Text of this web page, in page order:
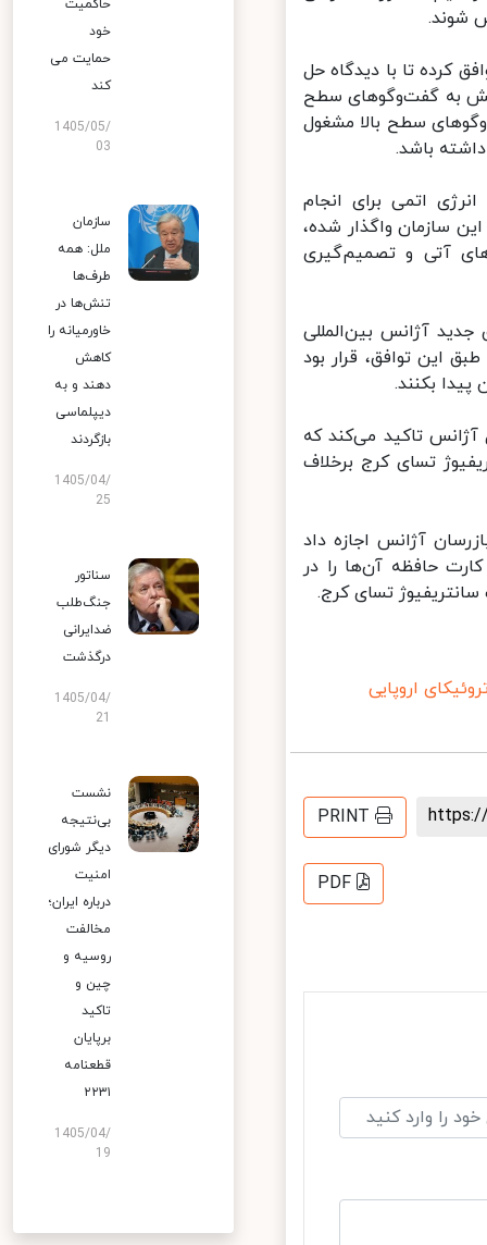
شوند.
داد که ایران توافق کرده تا با دیدگاه حل
به گفت‌وگوهای سطح
سطح بالا مشغول
باشد.
اتمی برای انجام
ملل به این سازمان واگذار شده،
آتی و تصمیم‌گیری
آژانس بین‌المللی
این توافق، قرار بود
بکنند.
تاکید می‌کند که
تسای کرج برخلاف
از ۲۰ تا ۲۲ سپتامبر به بازرسان آژانس اجازه داد
حافظه آن‌ها را در
تسای کرج.
اروپایی
PRINT
PDF
حاکمیت
خود
حمایت می
کند
1405/05/
03
سازمان
ملل: همه
طرف‌ها
تنش‌ها در
خاورمیانه را
کاهش
دهند و به
دیپلماسی
بازگردند
1405/04/
25
سناتور
جنگ‌طلب
ضدایرانی
درگذشت
1405/04/
نشست
بی‌نتیجه
دیگر شورای
امنیت
درباره ایران؛
مخالفت
روسیه و
چین و
تاکید
برپایان
قطعنامه
۲۲۳۱
1405/04/
19